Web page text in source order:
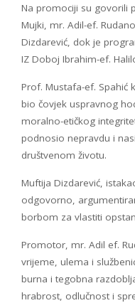
Na promociji su govorili
Mujki, mr. Adil-ef.
Dizdarević, dok je
IZ Doboj Ibrahim-ef.
Prof. Mustafa-ef. Spahić
bio čovjek uspravnog
moralno-etičkog
podnosio nepravdu i
društvenom životu.
Muftija Dizdarević,
odgovorno,
borbom za vlastiti
Promotor, mr. Adil ef.
vrijeme, ulema i
burna i tegobna
hrabrost, odlučnost i